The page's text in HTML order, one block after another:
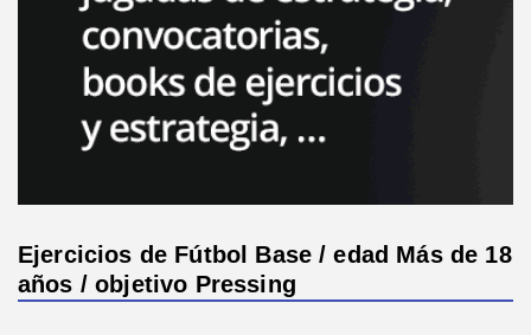
Ejercicios de Fútbol Base / edad Más de 18
años / objetivo Pressing